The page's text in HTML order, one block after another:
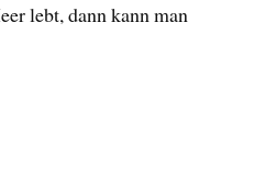
lebt, dann kann man